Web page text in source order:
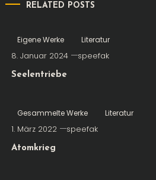
RELATED POSTS
Eigene Werke Literatur
8. Januar 2024 speefak
Seelentriebe
Gesammelte Werke Literatur
1. März 2022 speefak
Atomkrieg